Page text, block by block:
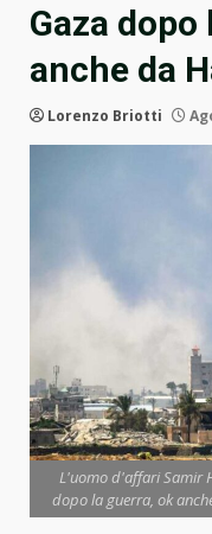
Gaza
anche da
Lorenzo Briotti
L'uomo d'affari Samir
dopo la guerra, ok